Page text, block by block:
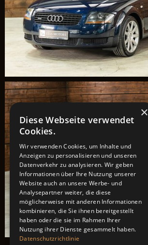
×
Diese Webseite verwendet
Cookies.
Wir verwenden Cookies, um Inhalte und
Anzeigen zu personalisieren und unseren
Datenverkehr zu analysieren. Wir geben
Informationen über Ihre Nutzung unserer
Website auch an unsere Werbe- und
Analysepartner weiter, die diese
möglicherweise mit anderen Informationen
kombinieren, die Sie ihnen bereitgestellt
haben oder die sie im Rahmen Ihrer
Nutzung ihrer Dienste gesammelt haben.
Datenschutzrichtlinie